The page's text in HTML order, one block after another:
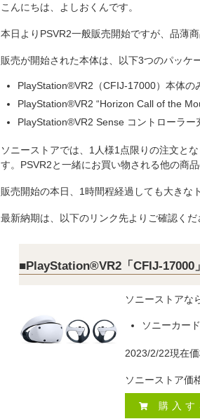
こんにちは、よしおくんです。
本日よりPSVR2一般販売開始ですが、品薄
販売が開始された本体は、以下3つのパッケ
PlayStation®VR2（CFIJ-17000）本体の
PlayStation®VR2 “Horizon Call of the
PlayStation®VR2 Sense コントローラー
ソニーストアでは、1人様1点限りの注文と
す。PSVR2と一緒にお買い物される他の商
販売開始の本日、1時間程経過しても大きな
最新納期は、以下のリンク先よりご確認くだ
■PlayStation®VR2「CFIJ-17000」
ソニーストアな
ソニーカー
2023/2/22現在
ソニーストア価
購入す